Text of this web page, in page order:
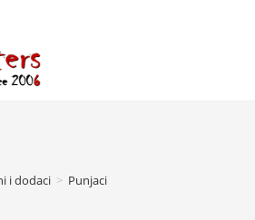
i dodaci > Punjaci